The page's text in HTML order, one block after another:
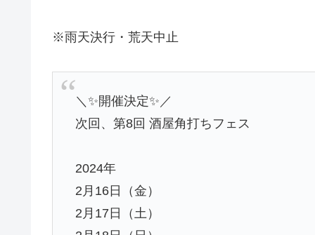
※雨天決行・荒天中止
＼✨開催決定✨／
次回、第8回 酒屋角打ちフェス
2024年
2月16日（金）
2月17日（土）